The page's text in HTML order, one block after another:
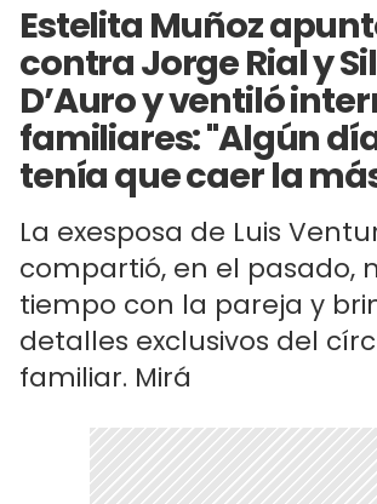
Estelita Muñoz
contra Jorge Rial y
D’Auro y ventiló
familiares: "Algún
tenía que caer la
La exesposa de Luis
compartió, en el pasado,
tiempo con la pareja y
detalles exclusivos del
familiar. Mirá